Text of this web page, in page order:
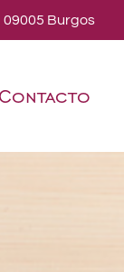
09005 Burgos
Contacto